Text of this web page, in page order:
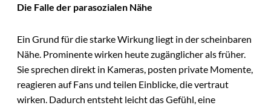
Die Falle der parasozialen Nähe
Ein Grund für die starke Wirkung liegt in der scheinbaren
Nähe. Prominente wirken heute zugänglicher als früher.
Sie sprechen direkt in Kameras, posten private Momente,
reagieren auf Fans und teilen Einblicke, die vertraut
wirken. Dadurch entsteht leicht das Gefühl, eine